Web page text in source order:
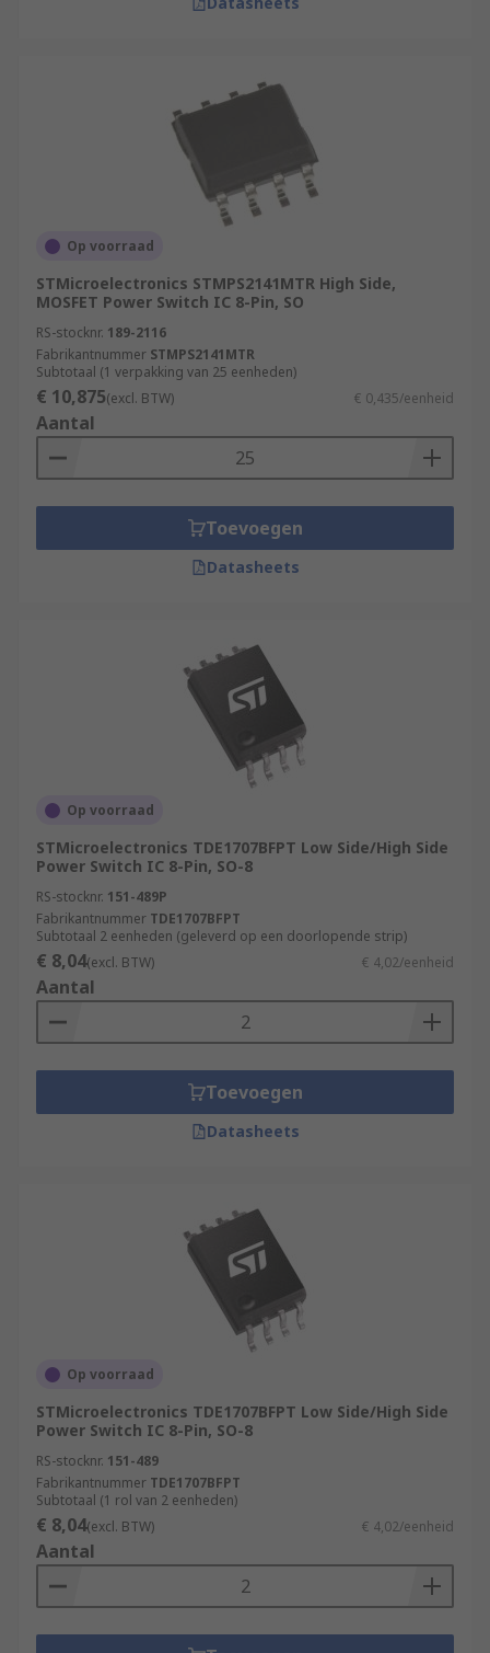
Op voorraad
STMicroelectronics STMPS2141MTR High Side,
MOSFET Power Switch IC 8-Pin, SO
RS-stocknr. 189-2116
Fabrikantnummer STMPS2141MTR
Subtotaal (1 verpakking van 25 eenheden)
€ 10,875(excl. BTW) € 0,435/eenheid
Aantal
Toevoegen
Datasheets
Op voorraad
STMicroelectronics TDE1707BFPT Low Side/High Side
Power Switch IC 8-Pin, SO-8
RS-stocknr. 151-489P
Fabrikantnummer TDE1707BFPT
Subtotaal 2 eenheden (geleverd op een doorlopende strip)
€ 8,04(excl. BTW) € 4,02/eenheid
Aantal
Toevoegen
Datasheets
Op voorraad
STMicroelectronics TDE1707BFPT Low Side/High Side
Power Switch IC 8-Pin, SO-8
RS-stocknr. 151-489
Fabrikantnummer TDE1707BFPT
Subtotaal (1 rol van 2 eenheden)
€ 8,04(excl. BTW) € 4,02/eenheid
Aantal